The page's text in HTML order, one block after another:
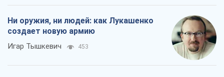
Ни оружия, ни людей: как Лукашенко
создает новую армию
Игар Тышкевич 453